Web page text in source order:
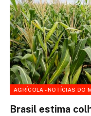
AGRÍCOLA - NOTÍCIAS DO
Brasil estima